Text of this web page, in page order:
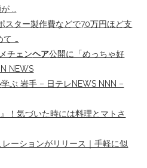
…
スター製作費などで70万円ほど支
…
チェンヘア公開に「めっちゃ好
NEWS
学ぶ 岩手 – 日テレNEWS NNN –
！気づいた時には料理とマトさ
ーションがリリース｜手軽に似